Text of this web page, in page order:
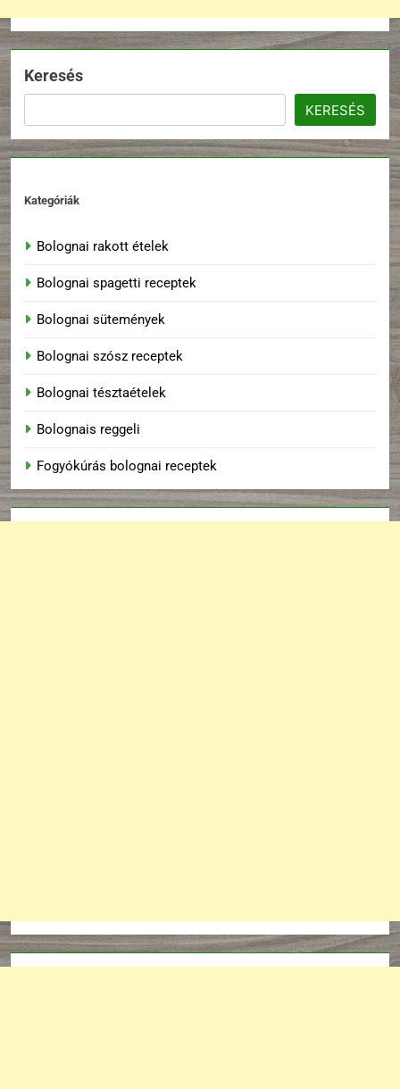
Keresés
KERESÉS
Kategóriák
Bolognai rakott ételek
Bolognai spagetti receptek
Bolognai sütemények
Bolognai szósz receptek
Bolognai tésztaételek
Bolognais reggeli
Fogyókúrás bolognai receptek